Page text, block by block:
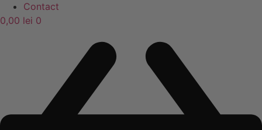
Contact
0,00 lei 0